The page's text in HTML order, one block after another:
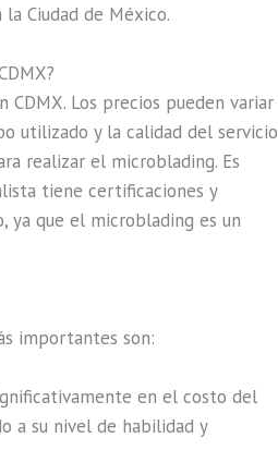
Ciudad de México.
Los precios pueden variar
utilizado y la calidad del servicio
realizar el microblading. Es
tiene certificaciones y
ya que el microblading es un
importantes son:
en el costo del
a su nivel de habilidad y